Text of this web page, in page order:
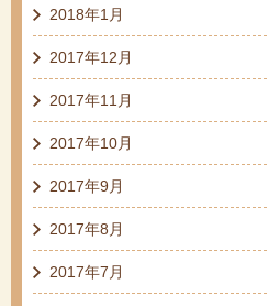
2018年1月
2017年12月
2017年11月
2017年10月
2017年9月
2017年8月
2017年7月